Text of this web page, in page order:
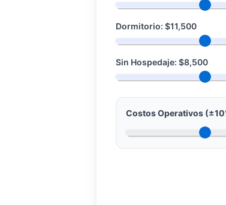
Dormitorio: $11,500
Sin Hospedaje: $8,500
Costos Operativos